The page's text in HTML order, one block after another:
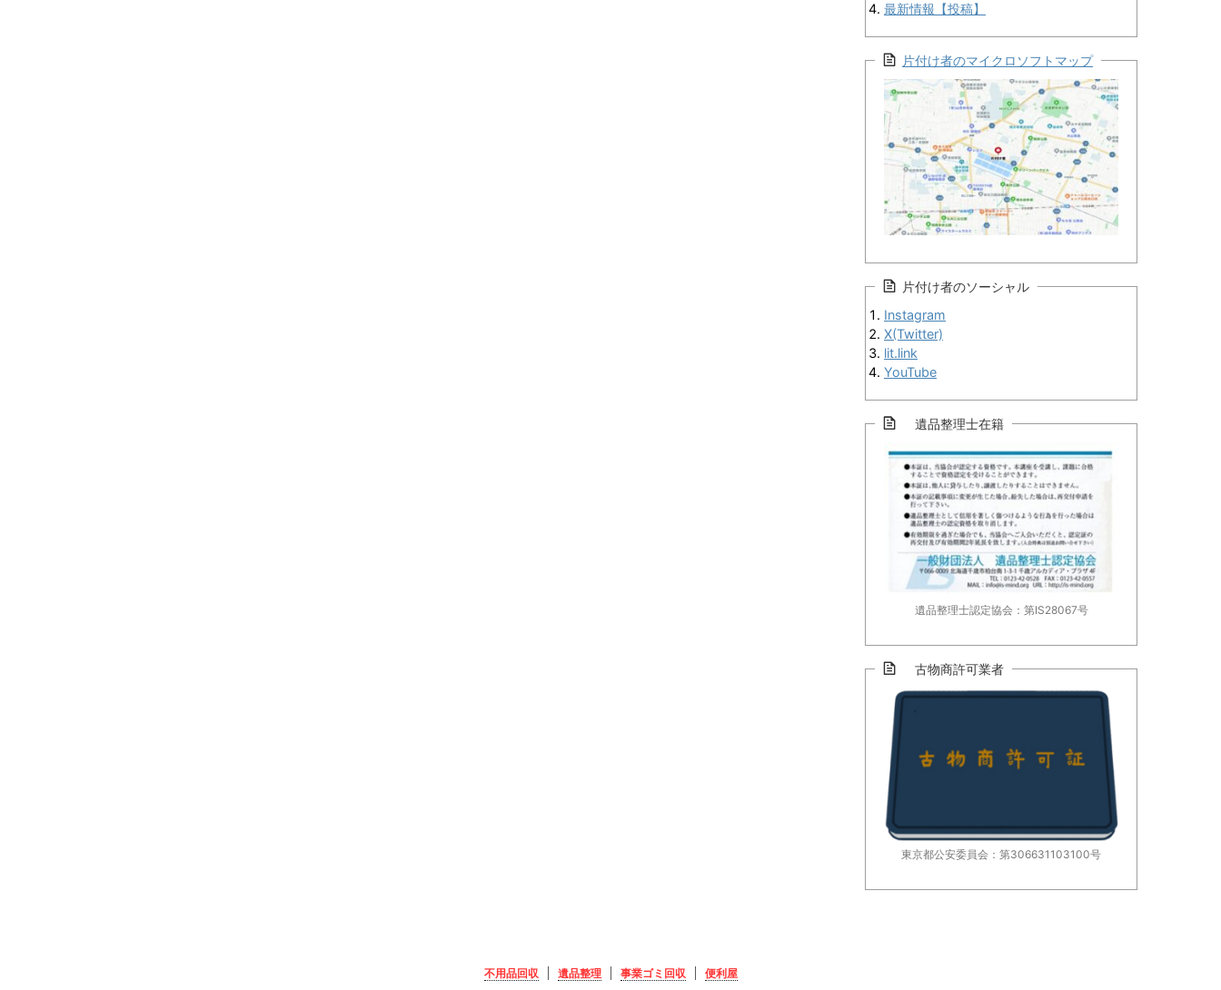
最新情報【投稿】
片付け者のマイクロソフトマップ
片付け者のソーシャル
Instagram
X(Twitter)
lit.link
YouTube
遺品整理士在籍
遺品整理士認定協会：第IS28067号
古物商許可業者
東京都公安委員会：第306631103100号
不用品回収 遺品整理 事業ゴミ回収 便利屋